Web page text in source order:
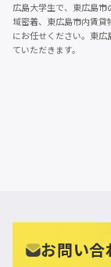
広島大学生で、東広島
域密着、東広島市内賃
にお任せください。東
ていただきます。
お問い合